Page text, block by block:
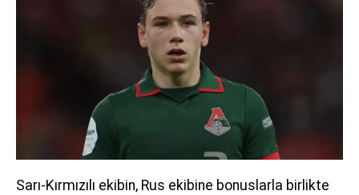
Sarı-Kırmızılı ekibin, Rus ekibine bonuslarla birlikte